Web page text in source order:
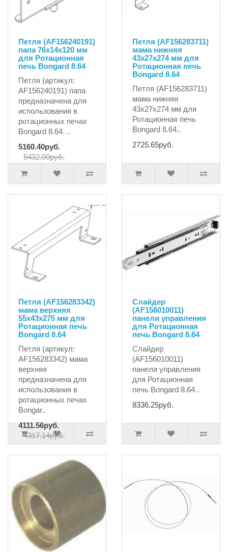
Петля (AF156240191)
папа 76x14x120 мм
для Ротационная
печь Bongard 8.64
Петля (артикул:
AF156240191) папа
предназначена для
использования в
ротационных печах
Bongard 8.64. ..
5160.40руб.
5432.00руб.
Петля (AF156283711)
мама нижняя
43x27x274 мм для
Ротационная печь
Bongard 8.64
Петля (AF156283711)
мама нижняя
43x27x274 мм для
Ротационная печь
Bongard 8.64..
2725.65руб.
Петля (AF156283342)
мама верхняя
55x43x275 мм для
Ротационная печь
Bongard 8.64
Петля (артикул:
AF156283342) мама
верхняя
предназначена для
использования в
ротационных печах
Bongar..
4111.56руб.
4317.14руб.
Слайдер
(AF156010011)
панели управления
для Ротационная
печь Bongard 8.64
Слайдер
(AF156010011)
панели управления
для Ротационная
печь Bongard 8.64..
8336.25руб.